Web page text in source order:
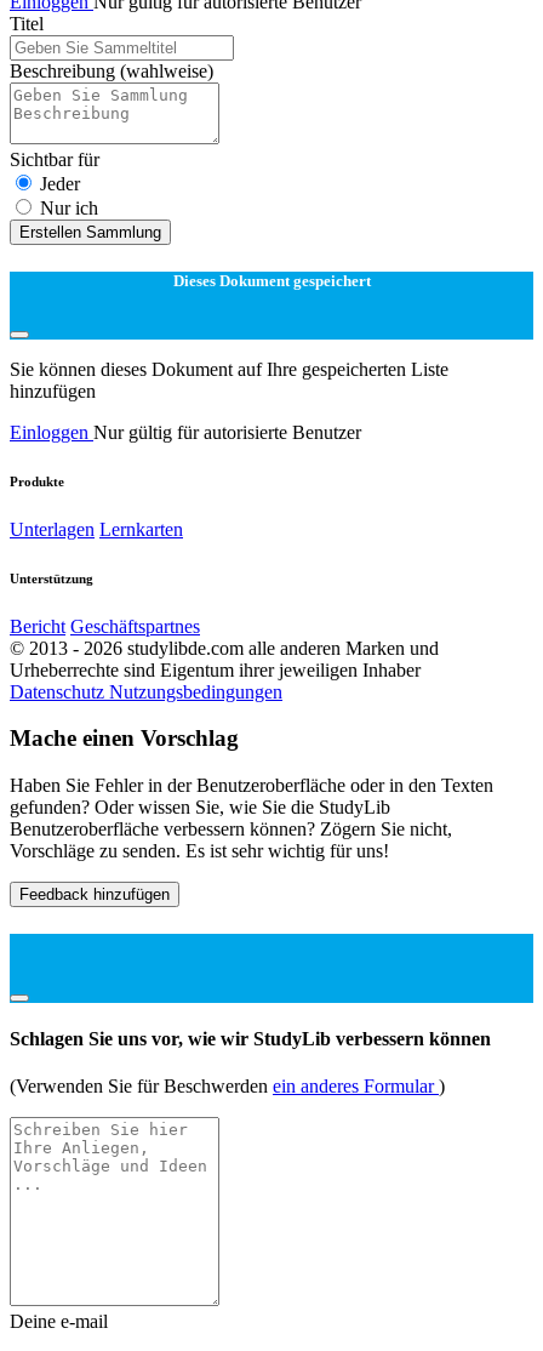
Titel
Beschreibung (wahlweise)
Sichtbar für
Jeder
Nur ich
Erstellen Sammlung
Dieses Dokument gespeichert
Sie können dieses Dokument auf Ihre gespeicherten Liste
hinzufügen
Einloggen Nur gültig für autorisierte Benutzer
Produkte
Unterlagen Lernkarten
Unterstützung
Bericht Geschäftspartnes
© 2013 - 2026 studylibde.com alle anderen Marken und
Urheberrechte sind Eigentum ihrer jeweiligen Inhaber
Datenschutz Nutzungsbedingungen
Mache einen Vorschlag
Haben Sie Fehler in der Benutzeroberfläche oder in den Texten
gefunden? Oder wissen Sie, wie Sie die StudyLib
Benutzeroberfläche verbessern können? Zögern Sie nicht,
Vorschläge zu senden. Es ist sehr wichtig für uns!
Feedback hinzufügen
Schlagen Sie uns vor, wie wir StudyLib verbessern können
(Verwenden Sie für Beschwerden ein anderes Formular)
Deine e-mail